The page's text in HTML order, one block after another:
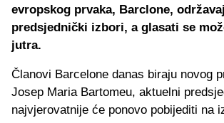
evropskog prvaka, Barclone,
predsjednički izbori, a glasati se
jutra.
Članovi Barcelone danas biraju novog
Josep Maria Bartomeu, aktuelni
najvjerovatnije će ponovo pobijediti na